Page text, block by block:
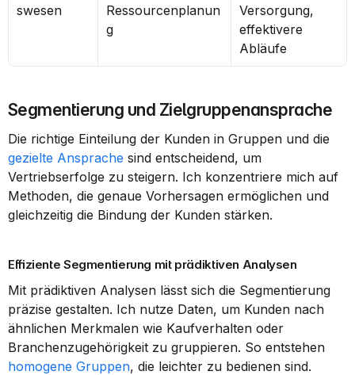
swesen
Ressourcenplanun
g
Versorgung,
effektivere
Abläufe
Segmentierung und Zielgruppenansprache
gezielte Ansprache sind entscheidend, um
Vertriebserfolge zu steigern. Ich konzentriere mich auf
Methoden, die genaue Vorhersagen ermöglichen und
gleichzeitig die Bindung der Kunden stärken.
Effiziente Segmentierung mit prädiktiven Analysen
Mit prädiktiven Analysen lässt sich die Segmentierung
präzise gestalten. Ich nutze Daten, um Kunden nach
ähnlichen Merkmalen wie Kaufverhalten oder
homogene Gruppen, die leichter zu bedienen sind.